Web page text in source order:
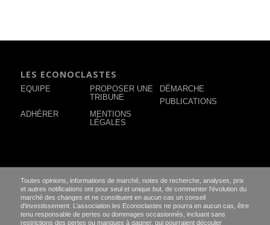
LES ECONOCLASTES
EQUIPE
PROPOSER UNE
TRIBUNE
DÉMARCHE
PUBLICATIONS
ADHÉRER
MENTIONS
LÉGALES
Toutes opinions, informations de marché, notes de recherche, analyses, prix
et autres notifications ont pour seul et unique but, de commenter l'évolution du
marché des changes et ne constituent en aucun cas un conseil
d'investissement. L’association les Econoclastes ne pourra en aucun cas, être
tenu responsable de pertes ou dommages occasionnés, incluant sans
restrictions des pertes ou manques à gagner, qui pourraient découler